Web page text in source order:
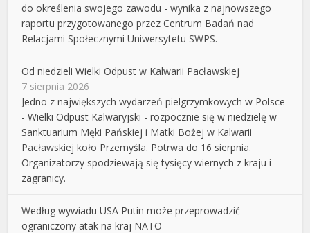
do określenia swojego zawodu - wynika z najnowszego
raportu przygotowanego przez Centrum Badań nad
Relacjami Społecznymi Uniwersytetu SWPS.
Od niedzieli Wielki Odpust w Kalwarii Pacławskiej
7 sierpnia 2026
Jedno z największych wydarzeń pielgrzymkowych w Polsce
- Wielki Odpust Kalwaryjski - rozpocznie się w niedzielę w
Sanktuarium Męki Pańskiej i Matki Bożej w Kalwarii
Pacławskiej koło Przemyśla. Potrwa do 16 sierpnia.
Organizatorzy spodziewają się tysięcy wiernych z kraju i
zagranicy.
Według wywiadu USA Putin może przeprowadzić
ograniczony atak na kraj NATO